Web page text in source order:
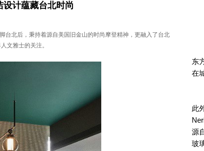
计蕴藏台北时尚
台北后，秉持着源自美国旧金山的时尚摩登精神，更融入了台北
文雅士的关注。
东
在
此
源
玻